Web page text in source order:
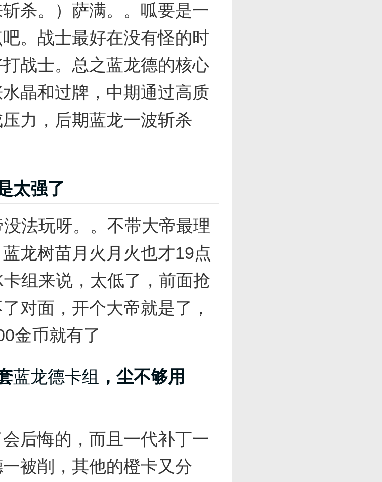
杀。）萨满。。呱要是一
。战士最好在没有怪的时
战士。总之蓝龙德的核心
晶和过牌，中期通过高质
力，后期蓝龙一波斩杀
太强了
法玩呀。。不带大帝最理
龙树苗月火月火也才19点
组来说，太低了，前面抢
对面，开个大帝就是了，
金币就有了
蓝龙德卡组 ，尘不够用
后悔的，而且一代补丁一
被削，其他的橙卡又分